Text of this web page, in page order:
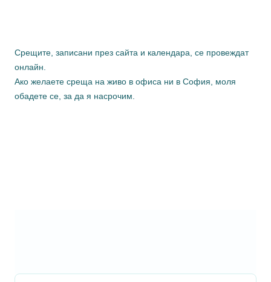
Срещите, записани през сайта и календара, се провеждат
онлайн.
Ако желаете среща на живо в офиса ни в София, моля
обадете се, за да я насрочим.